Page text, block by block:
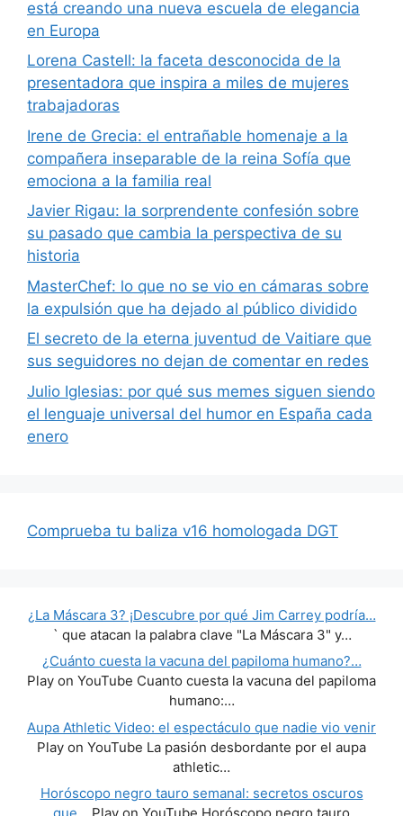
está creando una nueva escuela de elegancia
en Europa
Lorena Castell: la faceta desconocida de la
presentadora que inspira a miles de mujeres
trabajadoras
Irene de Grecia: el entrañable homenaje a la
compañera inseparable de la reina Sofía que
emociona a la familia real
Javier Rigau: la sorprendente confesión sobre
su pasado que cambia la perspectiva de su
historia
MasterChef: lo que no se vio en cámaras sobre
la expulsión que ha dejado al público dividido
El secreto de la eterna juventud de Vaitiare que
sus seguidores no dejan de comentar en redes
Julio Iglesias: por qué sus memes siguen siendo
el lenguaje universal del humor en España cada
enero
Comprueba tu baliza v16 homologada DGT
¿La Máscara 3? ¡Descubre por qué Jim Carrey podría…
` que atacan la palabra clave "La Máscara 3" y…
¿Cuánto cuesta la vacuna del papiloma humano?…
Play on YouTube Cuanto cuesta la vacuna del papiloma
humano:…
Aupa Athletic Video: el espectáculo que nadie vio venir
Play on YouTube La pasión desbordante por el aupa
athletic…
Horóscopo negro tauro semanal: secretos oscuros